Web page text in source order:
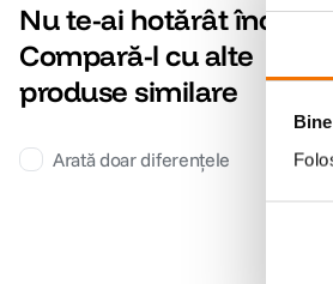
Nu te-ai hotărât încă?
Compară-l cu alte
produse similare
Arată doar diferențele